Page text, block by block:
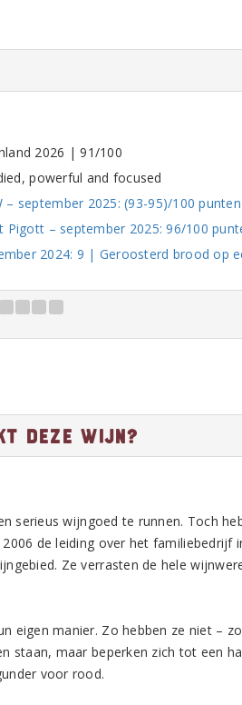
2026 | 91/100
powerful and focused
september 2025: (93-95)/100 punten
Pigott – september 2025: 96/100
2024: 9 | Geroosterd brood op
deze wijn?
serieus wijngoed te runnen. Toch
de leiding over het familiebedrijf
Ze verrasten de hele
eigen manier. Zo hebben ze niet –
staan, maar beperken zich tot een
voor rood.